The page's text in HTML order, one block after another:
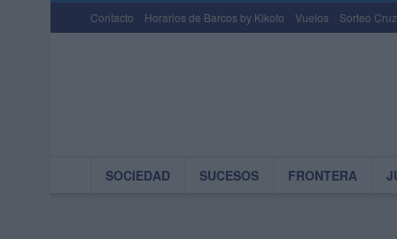
Contacto Horarios de Barcos by Kikoto Vuelos Sorteo
SOCIEDAD SUCESOS FRONTERA